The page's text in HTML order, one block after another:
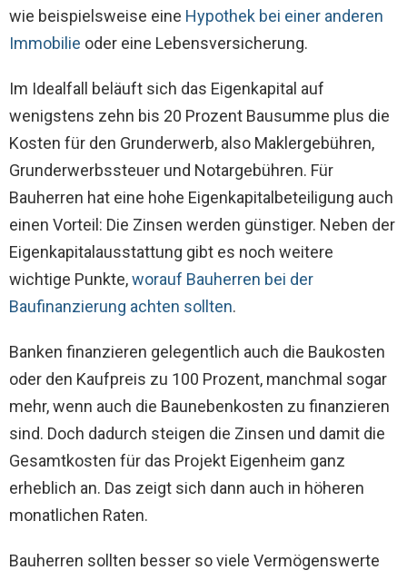
wie beispielsweise eine Hypothek bei einer anderen
Immobilie oder eine Lebensversicherung.
Im Idealfall beläuft sich das Eigenkapital auf
wenigstens zehn bis 20 Prozent Bausumme plus die
Kosten für den Grunderwerb, also Maklergebühren,
Grunderwerbssteuer und Notargebühren. Für
Bauherren hat eine hohe Eigenkapitalbeteiligung auch
einen Vorteil: Die Zinsen werden günstiger. Neben der
Eigenkapitalausstattung gibt es noch weitere
wichtige Punkte,worauf Bauherren bei der
Baufinanzierung achten sollten.
Banken finanzieren gelegentlich auch die Baukosten
oder den Kaufpreis zu 100 Prozent, manchmal sogar
mehr, wenn auch die Baunebenkosten zu finanzieren
sind. Doch dadurch steigen die Zinsen und damit die
Gesamtkosten für das Projekt Eigenheim ganz
erheblich an. Das zeigt sich dann auch in höheren
monatlichen Raten.
Bauherren sollten besser so viele Vermögenswerte